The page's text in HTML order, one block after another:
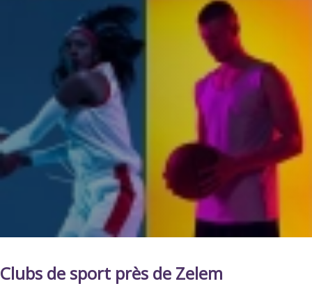
Clubs de sport près de Zelem